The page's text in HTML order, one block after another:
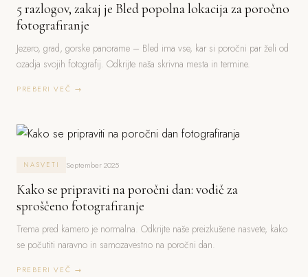
5 razlogov, zakaj je Bled popolna lokacija za poročno
fotografiranje
Jezero, grad, gorske panorame – Bled ima vse, kar si poročni par želi od
ozadja svojih fotografij. Odkrijte naša skrivna mesta in termine.
PREBERI VEČ →
NASVETI September 2025
Kako se pripraviti na poročni dan: vodič za
sproščeno fotografiranje
Trema pred kamero je normalna. Odkrijte naše preizkušene nasvete, kako
se počutiti naravno in samozavestno na poročni dan.
PREBERI VEČ →